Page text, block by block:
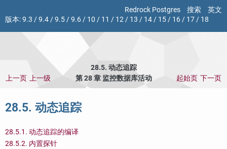
Redrock Postgres 搜索
英文
版本:9.3 /9.4/9.5/9.6/ 10 / 11 / 12/ 13 / 14/ 15/ 16/ 17/ 18
28.5. 动态追踪
上一页 上一级 第 28 章 监控数据库活动 起始页 下一页
28.5. 动态追踪
28.5.1. 动态追踪的编译
28.5.2. 内置探针